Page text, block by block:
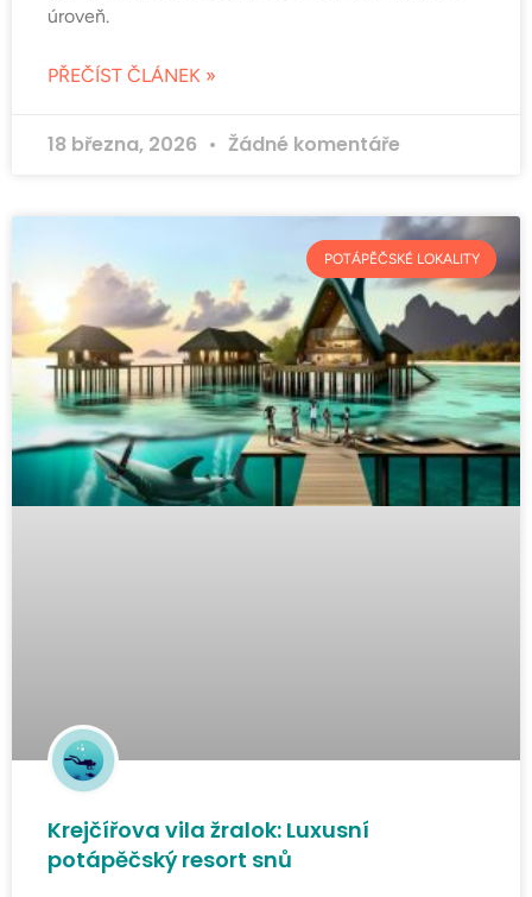
úroveň.
PŘEČÍST ČLÁNEK »
18 března, 2026 Žádné komentáře
POTÁPĚČSKÉ LOKALITY
Krejčířova vila žralok: Luxusní
potápěčský resort snů